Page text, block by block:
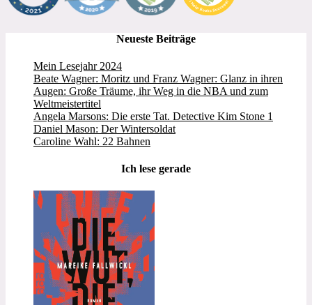
Neueste Beiträge
Mein Lesejahr 2024
Beate Wagner: Moritz und Franz Wagner: Glanz in ihren
Augen: Große Träume, ihr Weg in die NBA und zum
Weltmeistertitel
Angela Marsons: Die erste Tat. Detective Kim Stone 1
Daniel Mason: Der Wintersoldat
Caroline Wahl: 22 Bahnen
Ich lese gerade